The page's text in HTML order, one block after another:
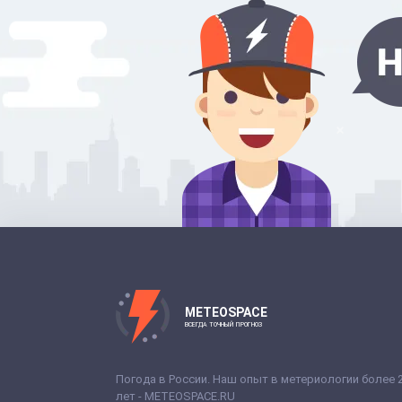
METEOSPACE
ВСЕГДА ТОЧНЫЙ ПРОГНОЗ
Погода в России. Наш опыт в метериологии более
лет - METEOSPACE.RU